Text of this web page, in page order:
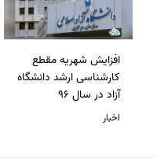
افزایش شهریه مقطع
کارشناسی ارشد دانشگاه
آزاد در سال 96
اخبار